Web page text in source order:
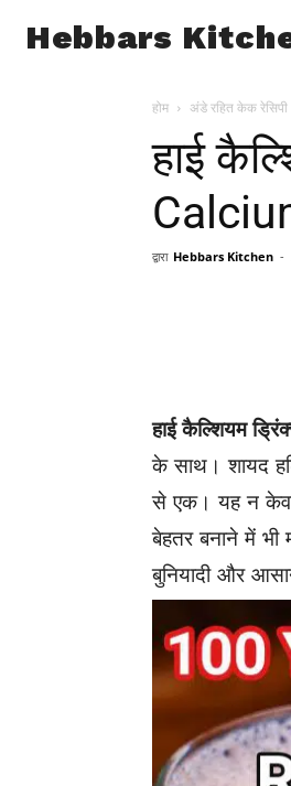
Hebbars
होम अंडे रहित केक रेसिपी
हाई
द्वारा Hebbars Kitchen -
हाई कैल्शियम
के साथ। शायद
से एक। यह न
बेहतर बनाने में
बुनियादी और